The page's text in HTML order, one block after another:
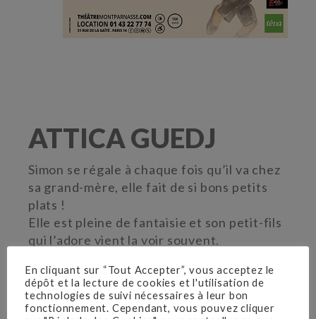
ATTICA GUEDJ
Simon se régale à chaque fois qu’il va chez
sa grand-mère, elle fait de si bons petits
plats !
Elle est pleine de fantaisie et son petit-fils
qui l’adore vient la voir souvent.
Paris, entre son travail, ses enfants et sa
femme Clara qui est souvent absente.
Mauvaises surprises, quotidien
En cliquant sur “Tout Accepter”, vous acceptez le
dépôt et la lecture de cookies et l'utilisation de
technologies de suivi nécessaires à leur bon
fonctionnement. Cependant, vous pouvez cliquer